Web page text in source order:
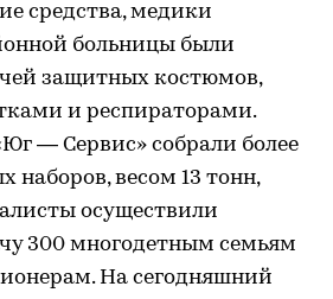
средства, медики
больницы были
защитных костюмов,
и респираторами.
— Сервис» собрали более
наборов, весом 13 тонн,
осуществили
300 многодетным семьям
На сегодняшний